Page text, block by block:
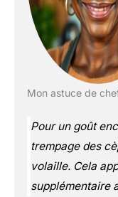
Mon astuce de
Pour un goût
trempage des
volaille. Cela
supplémentaire